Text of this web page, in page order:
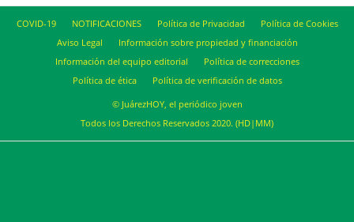
COVID-19 NOTIFICACIONES Política de Privacidad
Política de Cookies
Aviso Legal
Información sobre propiedad y financiación
Información del equipo editorial
Política de correcciones
Política de ética
Política de verificación de datos
© JuárezHOY, el periódico joven
Todos los Derechos Reservados 2020. (HD|MM)